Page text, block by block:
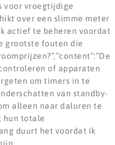
voor vroegtijdige
over een slimme meter
actief te beheren voordat
grootste fouten die
of apparaten
om timers in te
van standby-
alleen naar daluren te
hun totale
duurt het voordat ik